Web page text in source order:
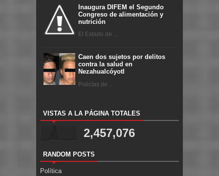
Inaugura DIFEM el Segundo
Congreso de alimentación y
nutrición
El Estado de ...
Caen dos sujetos por delitos
contra la salud en
Nezahualcóyotl
Policías de ...
VISTAS A LA PÁGINA TOTALES
2,457,076
RANDOM POSTS
Política